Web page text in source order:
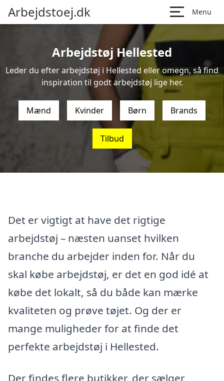
Arbejdstoej.dk Menu
Arbejdstøj Hellested
Leder du efter arbejdstøj i Hellested eller omegn, så find
inspiration til godt arbejdstøj lige her.
Mænd Kvinder Børn Brands
Tilbud
Det er vigtigt at have det rigtige
arbejdstøj – næsten uanset hvilken
branche du arbejder inden for. Når du
skal købe arbejdstøj, er det en god idé at
købe det lokalt, så du både kan mærke
kvaliteten og prøve tøjet. Og der er
mange muligheder for at finde det
perfekte arbejdstøj i Hellested.